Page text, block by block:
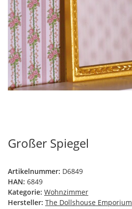
Großer Spiegel
Artikelnummer: D6849
HAN: 6849
Kategorie: Wohnzimmer
Hersteller: The Dollshouse Emporium